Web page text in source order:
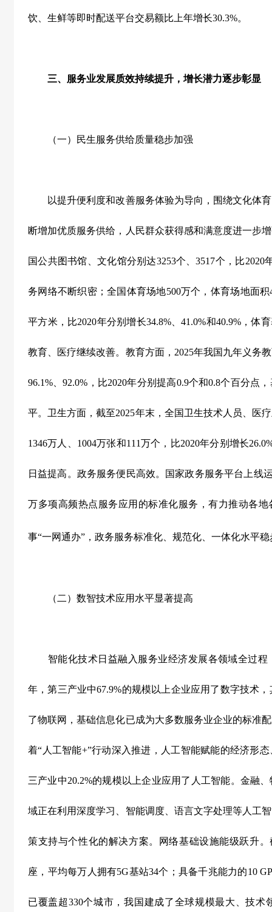
饮、生鲜等即时配送平台交易额比上年增长30.3%。
三、服务业发展质效持续提升，增长潜力逐步彰显
（一）民生服务供给质量稳步加强
以提升便利度和改善服务体验为导向，围绕文化体育
断增加优质服务供给，人民群众获得感和满意度进一步
国公共图书馆、文化馆分别达3253个、3517个，比2020
务网络不断织密；全国体育场地500万个，体育场地面积
平方米，比2020年分别增长34.8%、41.0%和40.9%，体
教育、医疗继续改善。教育方面， 2025年我国九年义务
96.1% 、92.0% ，比2020年分别提高0.9个和0.8个百分点
平。卫生方面，截至2025年末，全国卫生技术人员、医
1346万人、 1004万张和111万个，比2020年分别增长
日益提高。政务服务便民高效。国家政务服务平台上线
万多项高频热点服务应用的标准化服务，有力推动各
事“一网通办”，政务服务标准化、规范化、一体化水平稳
（二）数智技术应用水平显著提高
智能化技术日益融入服务业经济发展各领域全过程
年，第三产业中67.9%的规模以上企业应用了数字技术，
了物联网，基础信息化已成为大多数服务业企业的标准
着“人工智能+”行动深入推进，人工智能赋能的经济形
三产业中20.2%的规模以上企业应用了人工智能。金融
域正在利用深度学习、智能调度、语言文字处理等人工
策支持与个性化的解决方案。网络基础设施能级跃升。
座，平均每万人拥有5G基站34个；具备千兆能力的10
已覆盖超330个城市，我国建成了全球规模最大、技术